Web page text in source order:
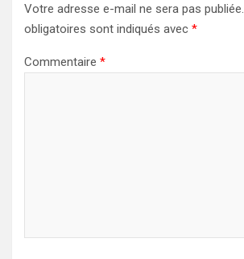
Votre adresse e-mail ne sera pas publiée.
obligatoires sont indiqués avec *
Commentaire *